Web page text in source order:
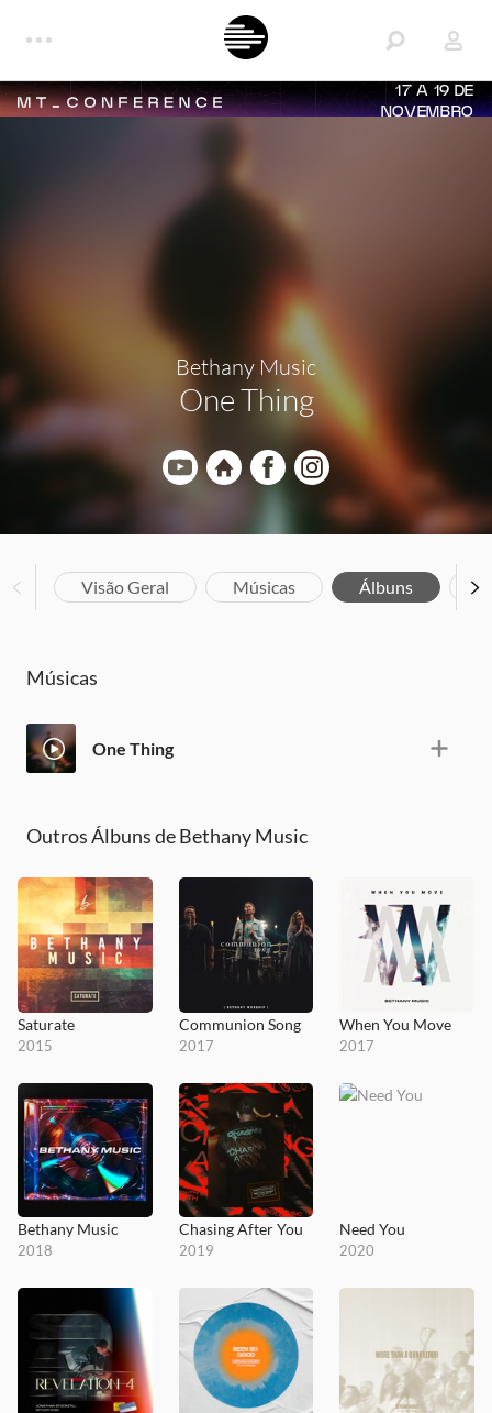
17 A 19 DE
NOVEMBRO
Bethany Music
One Thing
Visão Geral Músicas Álbuns
Músicas
One Thing
Outros Álbuns de Bethany Music
Saturate
2015
Communion Song
2017
When You Move
2017
Bethany Music
2018
Chasing After You
2019
Need You
2020